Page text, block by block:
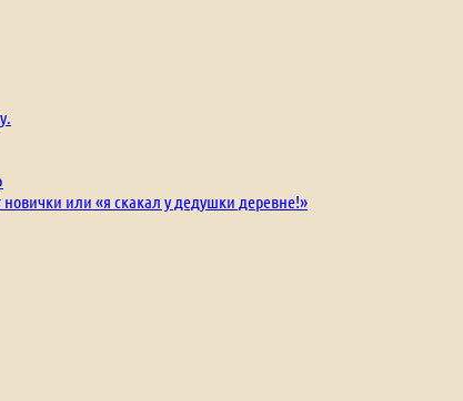
или «я скакал у дедушки деревне!»